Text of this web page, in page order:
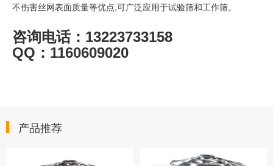
不伤害丝网表面质量等优点,可广泛应用于试验筛和工作筛。
咨询电话： 13223733158
QQ ： 1160609020
产品推荐